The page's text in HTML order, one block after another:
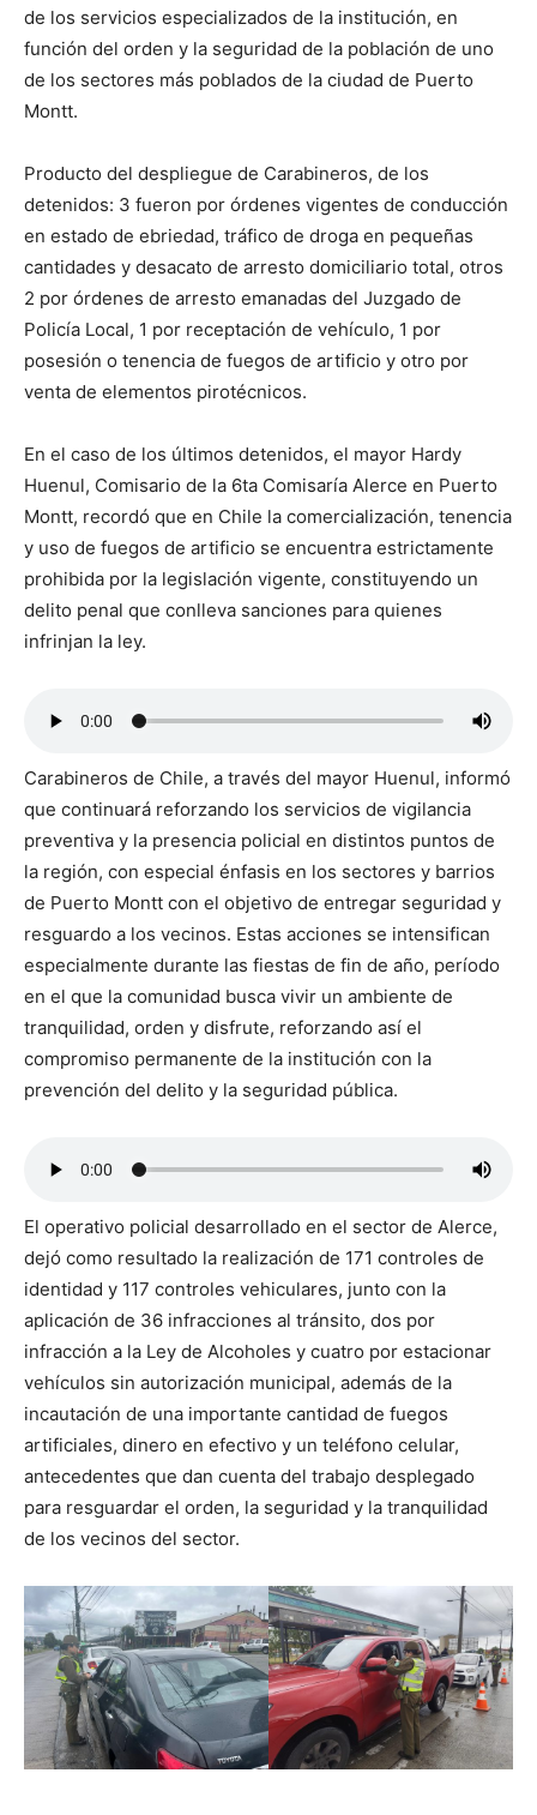
de los servicios especializados de la institución, en
función del orden y la seguridad de la población de uno
de los sectores más poblados de la ciudad de Puerto
Montt.
Producto del despliegue de Carabineros, de los
detenidos: 3 fueron por órdenes vigentes de conducción
en estado de ebriedad, tráfico de droga en pequeñas
cantidades y desacato de arresto domiciliario total, otros
2 por órdenes de arresto emanadas del Juzgado de
Policía Local, 1 por receptación de vehículo, 1 por
posesión o tenencia de fuegos de artificio y otro por
venta de elementos pirotécnicos.
En el caso de los últimos detenidos, el mayor Hardy
Huenul, Comisario de la 6ta Comisaría Alerce en Puerto
Montt, recordó que en Chile la comercialización, tenencia
y uso de fuegos de artificio se encuentra estrictamente
prohibida por la legislación vigente, constituyendo un
delito penal que conlleva sanciones para quienes
infrinjan la ley.
Carabineros de Chile, a través del mayor Huenul, informó
que continuará reforzando los servicios de vigilancia
preventiva y la presencia policial en distintos puntos de
la región, con especial énfasis en los sectores y barrios
de Puerto Montt con el objetivo de entregar seguridad y
resguardo a los vecinos. Estas acciones se intensifican
especialmente durante las fiestas de fin de año, período
en el que la comunidad busca vivir un ambiente de
tranquilidad, orden y disfrute, reforzando así el
compromiso permanente de la institución con la
prevención del delito y la seguridad pública.
El operativo policial desarrollado en el sector de Alerce,
dejó como resultado la realización de 171 controles de
identidad y 117 controles vehiculares, junto con la
aplicación de 36 infracciones al tránsito, dos por
infracción a la Ley de Alcoholes y cuatro por estacionar
vehículos sin autorización municipal, además de la
incautación de una importante cantidad de fuegos
artificiales, dinero en efectivo y un teléfono celular,
antecedentes que dan cuenta del trabajo desplegado
para resguardar el orden, la seguridad y la tranquilidad
de los vecinos del sector.